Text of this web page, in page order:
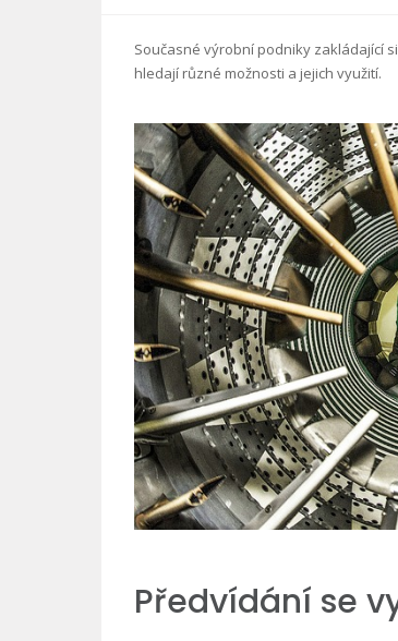
Současné výrobní podniky zakládající
hledají různé možnosti a jejich využití.
Předvídání se